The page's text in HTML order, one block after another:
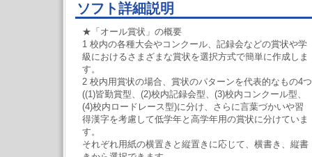
ソフト詳細説明
★「オール賞状」の概要
1 校内の各種大会やコンクール、記録会などの賞状や学
級におけるさまざまな賞状を選択方式で簡単に作成しま
す。
2 校内用賞状の場合、賞状のパターンを代表的なもの4つ
((1)皆勤賞型、(2)校内記録会型、(3)校内コンクール型、
(4)校内ロードレース型)に分け、さらに言葉づかいや習
得漢字を考慮して低学年と高学年用の賞状に分けていま
す。
それぞれ用紙の横置きと縦置きに応じて、横書き、縦書